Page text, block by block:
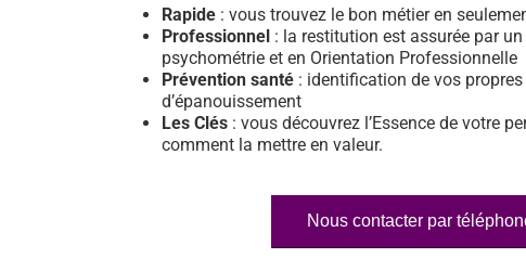
Rapide : vous trouvez le bon métier en
Professionnel : la restitution est assurée par
psychométrie et en Orientation Professionnelle
Prévention santé : identification de vos
d’épanouissement
Les Clés : vous découvrez l’Essence de votre
comment la mettre en valeur.
Nous contacter par